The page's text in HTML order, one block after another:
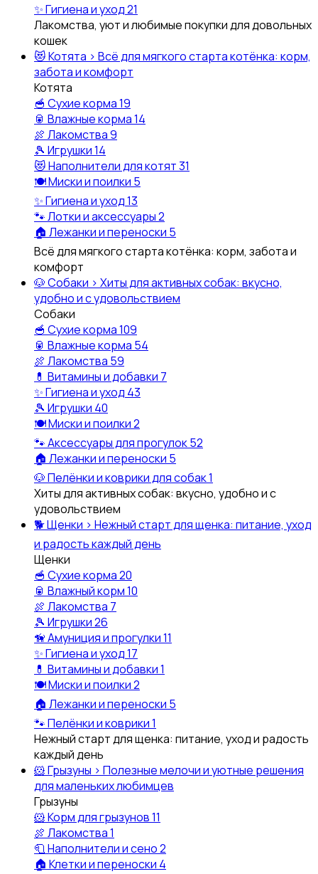
✨Гигиена и уход21
Лакомства, уют и любимые покупки для довольных
кошек
😻Котята › Всё для мягкого старта котёнка: корм,
забота и комфорт
Котята
🥣 Сухие корма19
🥫 Влажные корма14
🍖 Лакомства9
🎾 Игрушки14
😻Наполнители для котят31
🍽️Миски и поилки 5
✨Гигиена и уход13
🐾Лотки и аксессуары2
🏠 Лежанки и переноски 5
Всё для мягкого старта котёнка: корм, забота и
комфорт
🐶Собаки › Хиты для активных собак: вкусно,
удобно и с удовольствием
Собаки
🥣 Сухие корма109
🥫 Влажные корма 54
🍖 Лакомства 59
💊 Витамины и добавки 7
✨Гигиена и уход 43
🎾 Игрушки 40
🍽️Миски и поилки2
🐾Аксессуары для прогулок52
🏠 Лежанки и переноски 5
🐶Пелёнки и коврики для собак1
Хиты для активных собак: вкусно, удобно и с
удовольствием
🐕Щенки › Нежный старт для щенка: питание, уход
и радость каждый день
Щенки
🥣 Сухие корма20
🥫 Влажный корм10
🍖 Лакомства 7
🎾 Игрушки26
🦮Амуниция и прогулки11
✨Гигиена и уход17
💊 Витамины и добавки1
🍽️Миски и поилки2
🏠 Лежанки и переноски 5
🐾Пелёнки и коврики1
Нежный старт для щенка: питание, уход и радость
каждый день
🐹Грызуны › Полезные мелочи и уютные решения
для маленьких любимцев
Грызуны
🐹Корм для грызунов11
🍖 Лакомства1
🧻Наполнители и сено2
🏠 Клетки и переноски 4